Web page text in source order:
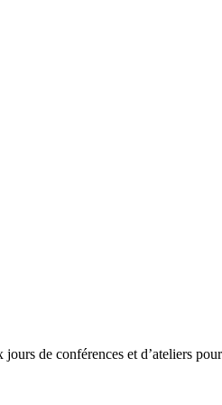
de conférences et d’ateliers